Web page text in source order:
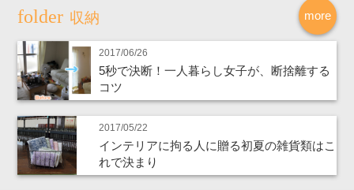
more
収納
2017/06/26
5秒で決断！一人暮らし女子が、断捨離する
コツ
2017/05/22
インテリアに拘る人に贈る初夏の雑貨類はこ
れで決まり